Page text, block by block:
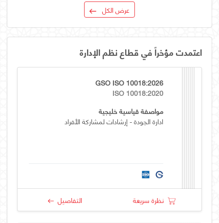
عرض الكل
اعتمدت مؤخراً في قطاع نظم الإدارة
GSO ISO 10018:2026
ISO 10018:2020
مواصفة قياسية خليجية
ادارة الجودة - إرشادات لمشاركة الأفراد
نظرة سريعة التفاصيل